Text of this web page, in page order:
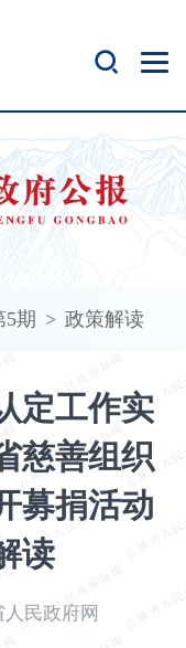
5期 > 政策解读
定工作实
慈善组织
募捐活动
读
民政府网